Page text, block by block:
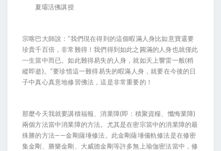
夏壩活佛講授
宗喀巴大師說：“我們現在得到的這個暇滿人身比如意寶還要
珍貴千百倍，非常難得！我們得到如此之圓滿的人身也就僅此
一生當中而已。如此難得易失的人身，就如天上響雷一般(稍
縱即逝)。”要珍惜這一難得易失的暇滿人身，就要在今後的日
子中真心真意地修習佛法，這是非常重要的！
那麼今天我就要講積福報、消業障(即：積聚資糧、懺悔業障)
兩個方法當中消業障的方法。尤其是在密宗當中的消業障的最
殊勝的方法——金剛薩埵修法。此金剛薩埵儀軌修法是在修密
集金剛、勝樂金剛、大威德金剛等許多無上瑜伽密法當中，修